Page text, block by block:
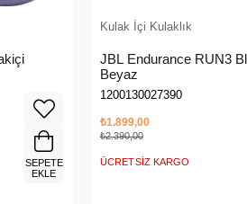
SEPETE
EKLE
Kulak İçi Kulaklık
JBL Endurance RUN3
Beyaz
1200130027390
₺1.899,00
₺2.390,00
ÜCRETSIZ KARGO